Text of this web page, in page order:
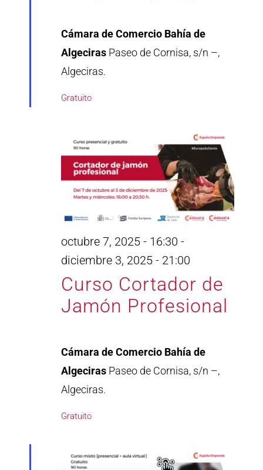
Cámara de Comercio Bahía de
Algeciras Paseo de Cornisa, s/n –,
Algeciras.
Gratuito
Curso Cortador de
Jamón Profesional
octubre 7, 2025 - 16:30 -
diciembre 3, 2025 - 21:00
Cámara de Comercio Bahía de
Algeciras Paseo de Cornisa, s/n –,
Algeciras.
Gratuito